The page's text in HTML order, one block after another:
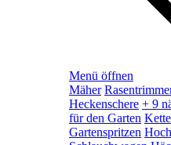
Menü öffnen
Mäher
Heckenschere + 9
für den Garten
Gartenspritzen